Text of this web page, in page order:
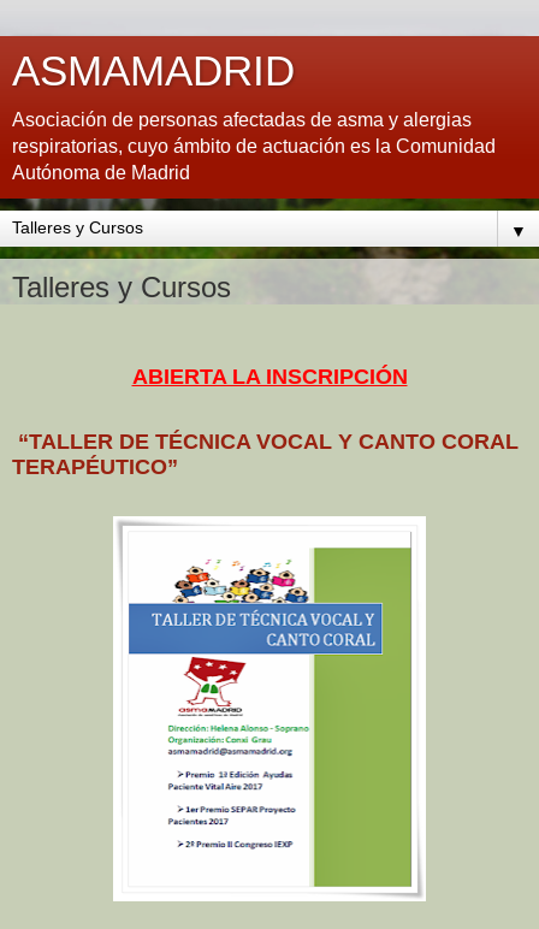
ASMAMADRID
Asociación de personas afectadas de asma y alergias
respiratorias, cuyo ámbito de actuación es la Comunidad
Autónoma de Madrid
▼
Talleres y Cursos
ABIERTA LA INSCRIPCIÓN
“TALLER DE TÉCNICA VOCAL Y CANTO CORAL
TERAPÉUTICO”